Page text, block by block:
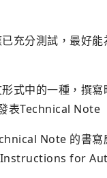
充分測試，最好
式中的一種，撰
表Technical Note
Note 的書寫
for